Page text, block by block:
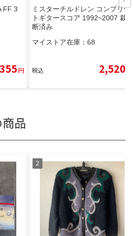
FF 3
円
ミスターチルドレン コンプリー
トギタースコア 1992~2007 裁
断済み
マイストア在庫： 68
税込 2,520
品